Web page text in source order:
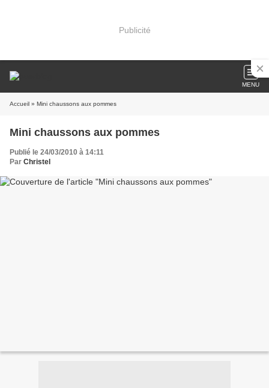
Publicité
MENU
Accueil » Mini chaussons aux pommes
Mini chaussons aux pommes
Publié le 24/03/2010 à 14:11
Par Christel